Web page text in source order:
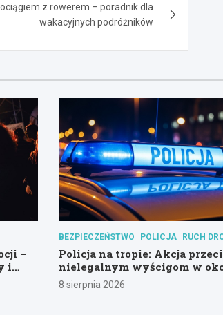
z rowerem – poradnik dla
wakacyjnych podróżników
–
i
BEZPIECZEŃSTWO POLICJA RUCH
Policja na tropie: Akcja
nielegalnym wyścigom w
Hali Olivia
8 sierpnia 2026